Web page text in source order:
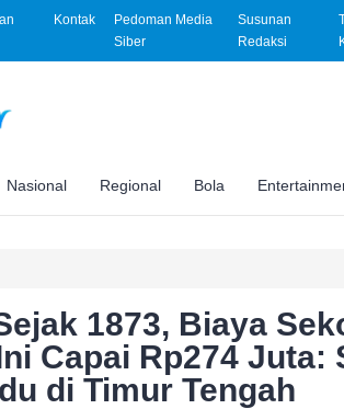
Kontak
Pedoman Media
Siber
Susunan
Redaksi
Nasional Regional Bola
1873, Biaya
Capai Rp274 Juta:
di Timur Tengah